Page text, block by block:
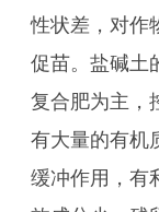
性状差，对作
促苗。盐碱土
复合肥为主，
有大量的有机
缓冲作用，有